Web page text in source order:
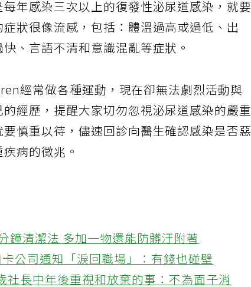
年感染三次以上的復發性泌尿道感染，就要
狀很像流感，包括：體溫過高或過低、出
、言語不清和意識混亂等症狀。
經常做各種運動，現在卻無法劇烈活動與
經歷，提醒大家切勿忽視泌尿道感染的嚴重
慎重以待，儘速回診向醫生確認感染是否惡
病的徵兆。
鐘清潔法 多加一物還能防髒汙附著
公司通知「淚回職場」：有錢也碰壁